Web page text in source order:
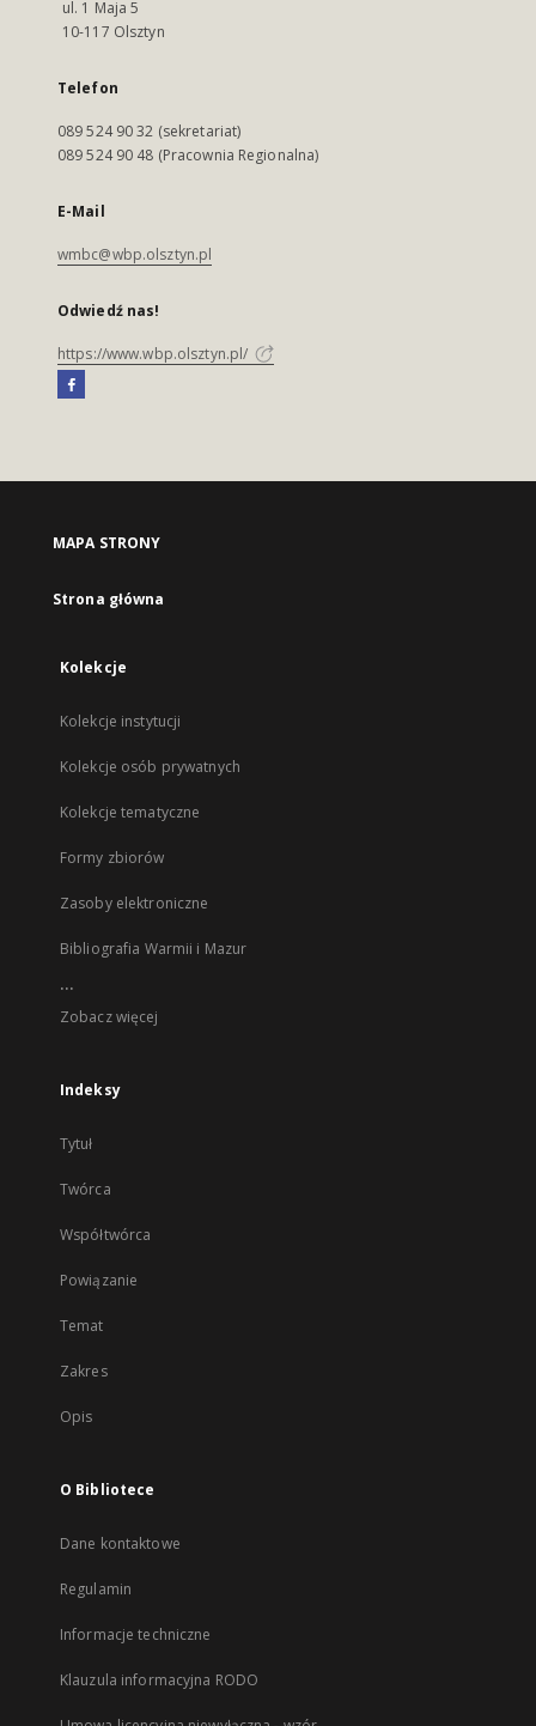
ul. 1 Maja 5
10-117 Olsztyn
Telefon
089 524 90 32 (sekretariat)
089 524 90 48 (Pracownia Regionalna)
E-Mail
wmbc@wbp.olsztyn.pl
Odwiedź nas!
https://www.wbp.olsztyn.pl/
MAPA STRONY
Strona główna
Kolekcje
Kolekcje instytucji
Kolekcje osób prywatnych
Kolekcje tematyczne
Formy zbiorów
Zasoby elektroniczne
Bibliografia Warmii i Mazur
...
Zobacz więcej
Indeksy
Tytuł
Twórca
Współtwórca
Powiązanie
Temat
Zakres
Opis
O Bibliotece
Dane kontaktowe
Regulamin
Informacje techniczne
Klauzula informacyjna RODO